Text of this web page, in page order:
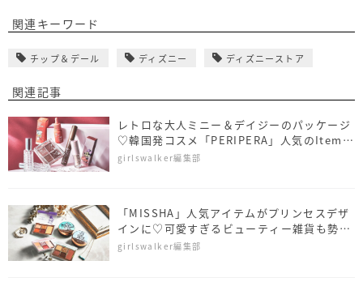
関連キーワード
チップ＆デール ディズニー ディズニーストア
関連記事
レトロな大人ミニー＆デイジーのパッケージ
♡韓国発コスメ「PERIPERA」人気のItemコ
ラボ
girlswalker編集部
「MISSHA」人気アイテムがプリンセスデザ
インに♡可愛すぎるビューティー雑貨も勢揃
い
girlswalker編集部